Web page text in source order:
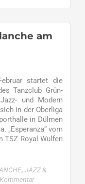
am
startet die
Tanzclub Grün-
und Modern
in der Oberliga
in Dülmen
„Esperanza“ vom
TSZ Royal Wulfen
, JAZZ &